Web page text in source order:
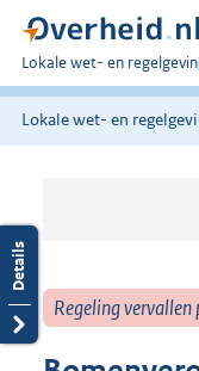
U
bent
hier:
Lokale wet- en
Lokale wet- en
Regeling